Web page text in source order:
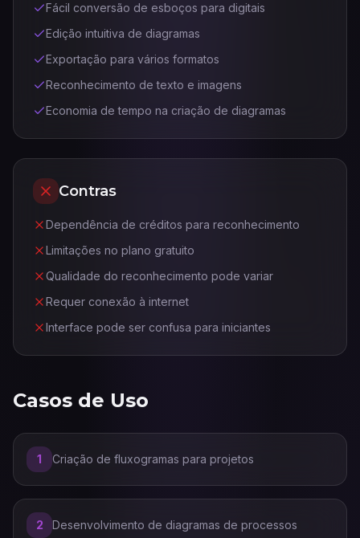
Fácil conversão de esboços para digitais
Edição intuitiva de diagramas
Exportação para vários formatos
Reconhecimento de texto e imagens
Economia de tempo na criação de diagramas
Contras
Dependência de créditos para reconhecimento
Limitações no plano gratuito
Qualidade do reconhecimento pode variar
Requer conexão à internet
Interface pode ser confusa para iniciantes
Casos de Uso
1 Criação de fluxogramas para projetos
2 Desenvolvimento de diagramas de processos